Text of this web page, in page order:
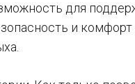
для
и